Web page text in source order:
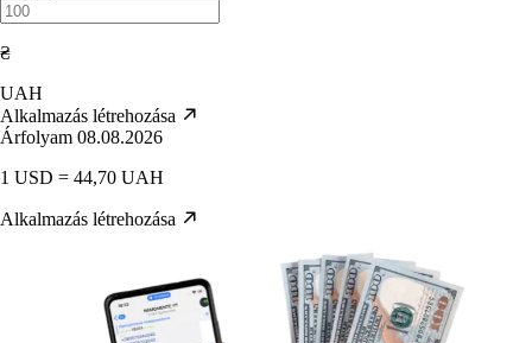
₴
UAH
Alkalmazás létrehozása
Árfolyam 08.08.2026
1 USD = 44,70 UAH
Alkalmazás létrehozása